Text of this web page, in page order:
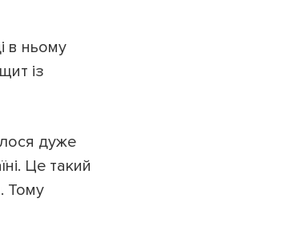
в ньому
із
дуже
Це такий
Тому